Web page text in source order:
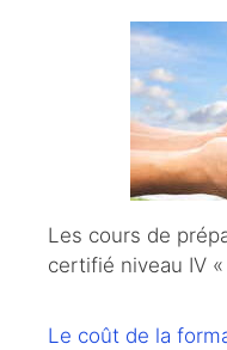
Les cours de
certifié niveau IV
Le coût de la